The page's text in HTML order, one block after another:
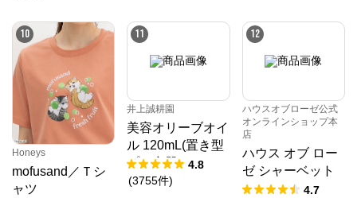
10
Honeys
mofusand／Ｔシ
ャツ
11
井上誠耕園
美容オリーブオイ
ル 120mL(置き型
プラ容器) 4.8
(3755件)
12
ハウスオブローゼ公式
オンラインショップ本
店
ハウス オブ ロー
ゼ シャーベット
ローション 95g
4.7
公式ECサイト
※外部サイトが開きます